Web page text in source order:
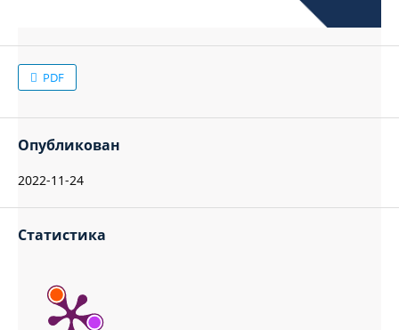
PDF
Опубликован
2022-11-24
Статистика